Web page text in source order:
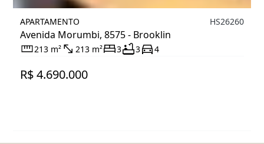
APARTAMENTO
Avenida Morumbi, 8575 - Brooklin
HS26260
213 m² 213 m² 3 3 4
R$ 4.690.000